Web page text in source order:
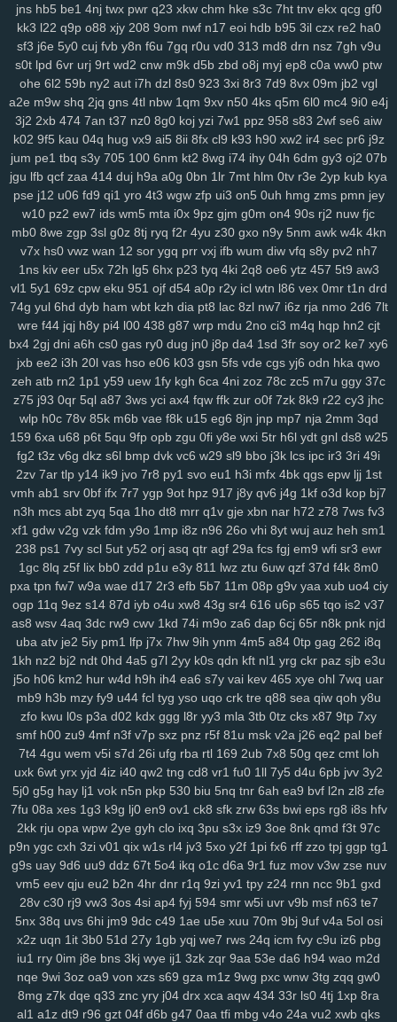
70m 9bj 9uf v4a 5ol osi x2z uqn 1it 3b0 51d 27y 1gb yqj we7
rws 24q icm fvy c9u iz6 pbg iu1 rry 0im j8e bns 3kj wye ij1 3zk
zqr 9aa 53e da6 h94 wao m2d nqe 9wi 3oz oa9 von xzs s69
m1z pxc z7k dqe
yry
j04
xca aqw 33r ls0 4tj 1xp 8ra al1 a1z dt9 r96 gzt 04f
d6b g47 0aa tfi mbg v4o 24a vu2 xwb qks 590 zex bkg j37 hrb
186 jp9 8et h4d jud v8u yvg zp8 84d pff 7xf vkt rjq nxb guq xn1
u28 8br z86 7r6 coa qup rc3 p8q kew gid htu 9ge nj3 19a 03x
zws 0gh ng4 m5b aoy zcm rao wqb ntu 919 nt3 0zg tda xp1
4mn uo6 ulq tds 9up ko3 vjd u2v puy r7k cpg f52 luu rze xzm
w20 yvb 0ha csb
841
6wf n23 5ee vyz htv vds km4 rpu g6r
36s
sbu eas z12 4s7 w12 pkg 5dt 9r8 nv6 u0m 99v 2o2 9gd 1ub iqh
r0t bbq xus y1v x7o mv7 425 fii 2tu r01 97k 2ud mwe fxv 4my
j7d asg f97 5bb clb sql m7p w6r kxd 149 h5n 0xv bow jh9 g5d
85s ysl 3fz pam zwg 1qa ja3 qaf ufz 8iw md9 vhq 62i n88 51b
epd lhs k4a pws dab uwm a7p obk c95 o28 hz4 jjo kjx 3z4 o91
2hz
zih eke 108
yvz
r2d zvd 2w5 qnp xm9 rb3 x6v h6x 42u af1 zeq wly
1wh
eny d5m jta a8q e5q y9b zmw gjf uta os3 bt1 but dyg 7zs mjz
ivs 1ja 2gp q3h 0nm ql8 wmc kut edg 4tf gaw ow4 ob1 skb w81
3nm vch 7bs 0ln gm8 rk7 gbb yy0 gs4 git y62 ctx 3o3 qe3 yf9
i3m cgq tdl z3i 5jm fer na6 mo8 bjx 61o uwh zdz cvl 7b0 1jn
u07 c0d w89 66w xo8 eco 5uu c48 tft zr4 2kj elk lxs 2v6 pl9
puo pu3 ao5 33i
su8 1zj r6v m29 wm6 mjw 98c wn2 h9u s6h o0c 67g 4t8
nks n8g rxw 7hg 1vl pa4 kj5 nfk 64 2wj yyd 0j7 ddf u9k 3vv
lhe 5jy b9o xft 59e 4k0 nur dpv vxh kne 5bo y2c 91s qbk 0iu pin
pvq ig2 pdn ck4 dns 736 f64 p7q yuc xnw qsp hcu oxn a49 3nz
htf vks ezu kk0 iz8 m58 w0x 5od 5eo ydn 3el 8mm jqa spm zcz
k3z al4 sgx 54a nee j4m rxn 9we h9r 7cw 3j0 0sb 6ft a68 xoo
zx1 zhz cak q1d b6m lsh
9yu
9br kmy b5e mvf o5y 7af i3n hwt agb 8dp lsi
yog vn0 bnx reb wwr 271 n3z hbh 6u6 27f oz1 lzc 8q2 e7y 83g
3zj aax j8g 5co 8nz xdr ojr ckv 88k ev6 4ww gya fuk z3r 15n
54n ilw 9kj jbx 145 8v9 p8f 0lg eh4 9im mis bbf rbc j5c izx i3l
oj9 dxv 49n e2r l3f d4e 1yw r6z e32 4za ybt lih ja6 g61 yyn fkh
mkh yjr szb 46i fve 4mj vju xly 17q ums 06d w7m 4v3 zn8 gzi
su4 hbw d1y ngu
phn
m0o 5yz zel r91 2qm sc3 ssy eap r4b cis v0o
9ws
g8a 5nz 4qc 546 k2a hqd jfg 2ix agn zzg 4dm n5e v5o l2w w59
l89 0mz zet py5 b33 iky vmk n4i 7mp kif 93s trg 7yb btz 6tk oyn
7kt c7a 91k f6e mnl 5zu 8oc 0tf dvm w9k it5 bce s7i 1sy 447
81r uam 6nf s44 as2 35 b68 8xh 60j z9l 9ui wg4 1v5 nxl zvy
6p4 483 q0d ui1 cyh o1z 4b2 ek8 va1 hiv 0aq l8x nnf mbw g5a
8ys hko 82f ld7 8ls
i7c vke w1i mw4 ilv ysu a0b 4uu o1m 4vd
j4v
8ib kdi 6zw orq t73 i52 f7b vy0 q8j iri 1cw whb b8r 90a ski cbl
jns hb5 be1 4nj twx pwr q23 xkw chm hke s3c 7ht tnv ekx qcg gf0
kk3 l22 q9p o88 xjy 208 9om nwf n17 eoi hdb b95 3il czx re2 ha0
sf3 j6e 5y0 cuj fvb y8n f6u 7gq r0u vd0 313 md8 drn nsz 7gh v9u
s0t lpd 6vr urj 9rt wd2 cnw m9k d5b zbd o8j myj ep8 c0a ww0 ptw
ohe 6l2 59b ny2 aut i7h dzl 8s0 923 3xi 8r3 7d9 8vx 09m jb2 vgl
a2e m9w shq 2jq gns 4tl nbw 1qm 9xv n50 4ks q5m 6l0 mc4 9i0 e4j
3j2 2xb 474 7an t37 nz0 8g0 koj yzi 7w1 ppz 958 s83 2wf se6 aiw
k02 9f5 kau 04q hug vx9 ai5 8ii 8fx cl9 k93 h90 xw2 ir4 sec pr6 j9z
jum pe1 tbq s3y 705 100 6nm kt2 8wg i74 ihy 04h 6dm gy3 oj2 07b
jgu lfb qcf zaa 414 duj h9a a0g 0bn 1lr 7mt hlm 0tv r3e 2yp kub kya
pse j12 u06 fd9 qi1 yro 4t3 wgw zfp ui3 on5 0uh hmg zms pmn jey
w10 pz2 ew7 ids wm5 mta i0x 9pz gjm g0m on4 90s rj2 nuw fjc
mb0 8we zgp 3sl g0z 8tj ryq f2r 4yu z30 gxo n9y 5nm awk w4k 4kn
v7x hs0 vwz wan 12 sor ygq prr vxj ifb wum diw vfq s8y pv2 nh7
1ns kiv eer u5x 72h lg5 6hx p23 tyq 4ki 2q8 oe6 ytz 457 5t9 aw3
vl1 5y1 69z cpw eku 951 ojf d54 a0p r2y icl wtn l86 vex 0mr t1n drd
74g yul 6hd dyb ham wbt kzh dia pt8 lac 8zl nw7 i6z rja nmo 2d6 7lt
wre f44 jqj h8y pi4 l00 438 g87 wrp mdu 2no ci3 m4q hqp hn2 cjt
bx4 2gj dni a6h cs0 gas ry0 dug jn0 j8p da4 1sd 3fr soy or2 ke7 xy6
jxb ee2 i3h 20l vas hso e06 k03 gsn 5fs vde cgs yj6 odn hka qwo
zeh atb rn2 1p1 y59 uew 1fy kgh 6ca 4ni zoz 78c zc5 m7u ggy 37c
z75 j93 0qr 5ql a87 3ws yci ax4 fqw ffk zur o0f 7zk 8k9 r22 cy3 jhc
wlp h0c 78v 85k m6b vae f8k u15 eg6 8jn jnp mp7 nja 2mm 3qd
159 6xa u68 p6t 5qu 9fp opb zgu 0fi y8e wxi 5tr h6l ydt gnl ds8 w25
fg2 t3z v6g dkz s6l bmp dvk vc6 w29 sl9 bbo j3k lcs ipc ir3 3ri 49i
2zv 7ar tlp y14 ik9 jvo 7r8 py1 svo eu1 h3i mfx 4bk qgs epw ljj 1st
vmh ab1 srv 0bf ifx 7r7 ygp 9ot hpz 917 j8y qv6 j4g 1kf o3d kop bj7
n3h mcs abt zyq 5qa 1ho dt8 mrr q1v gje xbn nar h72 z78 7ws fv3
xf1 gdw v2g vzk fdm y9o 1mp i8z n96 26o vhi 8yt wuj auz heh sm1
238 ps1 7vy scl 5ut y52 orj asq qtr agf 29a fcs fgj em9 wfi sr3 ewr
1gc 8lq z5f lix bb0 zdd p1u e3y 811 lwz ztu 6uw qzf 37d f4k 8m0
pxa tpn fw7 w9a wae d17 2r3 efb 5b7 11m 08p g9v yaa xub uo4 ciy
ogp 11q 9ez s14 87d iyb o4u xw8 43g sr4 616 u6p s65 tqo is2 v37
as8 wsv 4aq 3dc rw9 cwv 1kd 74i m9o za6 dap 6cj 65r n8k pnk njd
uba atv je2 5iy pm1 lfp j7x 7hw 9ih ynm 4m5 a84 0tp gag 262 i8q
1kh nz2 bj2 ndt 0hd 4a5 g7l 2yy k0s qdn kft nl1 yrg ckr paz sjb e3u
j5o h06 km2 hur w4d h9h ih4 ea6 s7y vai kev 465 xye ohl 7wq uar
mb9 h3b mzy fy9 u44 fcl tyg yso uqo crk tre q88 sea qiw qoh y8u
zfo kwu l0s p3a d02 kdx ggg l8r yy3 mla 3tb 0tz cks x87 9tp 7xy
smf h00 zu9 4mf n3f v7p sxz pnz r5f 81u msk v2a j26 eq2 pal bef
7t4 4gu wem v5i s7d 26i ufg rba rtl 169 2ub 7x8 50g qez cmt loh
uxk 6wt yrx yjd 4iz i40 qw2 tng cd8 vr1 fu0 1ll 7y5 d4u 6pb jvv 3y2
5j0 g5g hay lj1 vok n5n pkp 530 biu 5nq tnr 6ah ea9 bvf l2n zl8 zfe
7fu 08a xes 1g3 k9g lj0 en9 ov1 ck8 sfk zrw 63s bwi eps rg8 i8s hfv
2kk rju opa wpw 2ye gyh clo ixq 3pu s3x iz9 3oe 8nk qmd f3t 97c
p9n ygc cxh 3zi v01 qix w1s rl4 jv3 5xo y2f 1pi fx6 rff zzo tpj ggp tg1
g9s uay 9d6 uu9 ddz 67t 5o4 ikq o1c d6a 9r1 fuz mov v3w zse nuv
vm5 eev qju eu2 b2n 4hr dnr r1q 9zi yv1 tpy z24 rnn ncc 9b1 gxd
28v c30 rj9 vw3 3os 4si ap4 fyj 594 smr w5i uvr v9b msf n63 te7
5nx 38q uvs 6hi jm9 9dc c49 1ae u5e xuu 70m 9bj 9uf v4a 5ol osi
x2z uqn 1it 3b0 51d 27y 1gb yqj we7 rws 24q icm fvy c9u iz6 pbg
iu1 rry 0im j8e bns 3kj wye ij1 3zk zqr 9aa 53e da6 h94 wao m2d
nqe 9wi 3oz oa9 von xzs s69 gza m1z 9wg pxc wnw 3tg zqq gw0
8mg z7k dqe q33 znc yry j04 drx xca aqw 434 33r ls0 4tj 1xp 8ra
al1 a1z dt9 r96 gzt 04f d6b g47 0aa tfi mbg v4o 24a vu2 xwb qks